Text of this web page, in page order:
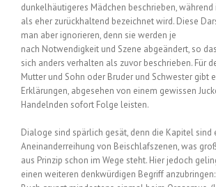
dunkelhäutigeres Mädchen beschrieben,
als eher zurückhaltend bezeichnet wird. Diese
man aber ignorieren, denn sie werden je
nach Notwendigkeit und Szene abgeändert, so
sich anders verhalten als zuvor beschrieben. Für
Mutter und Sohn oder Bruder und Schwester gibt
Erklärungen, abgesehen von einem gewissen
Handelnden sofort Folge leisten.
Dialoge sind spärlich gesät, denn die Kapitel sind
Aneinanderreihung von Beischlafszenen, was
aus Prinzip schon im Wege steht. Hier jedoch
einen weiteren denkwürdigen Begriff